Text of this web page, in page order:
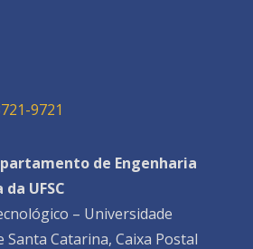
9721
de Engenharia
UFSC
– Universidade
Santa Catarina, Caixa Postal